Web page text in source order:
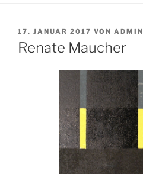
VERÖFFENTLICHT
AM
17. JANUAR 2017 VON ADMIN
Renate Maucher